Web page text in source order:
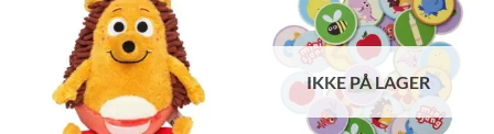
IKKE PÅ LAGER